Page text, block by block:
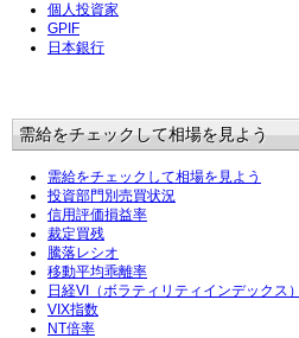
個人投資家
GPIF
日本銀行
需給をチェックして相場を見よう
需給をチェックして相場を見よう
投資部門別売買状況
信用評価損益率
裁定買残
騰落レシオ
移動平均乖離率
日経VI（ボラティリティインデックス）
VIX指数
NT倍率